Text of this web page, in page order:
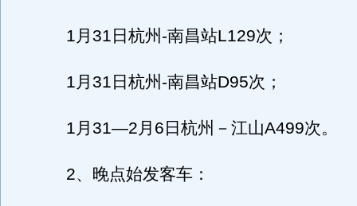
1月31日杭州-南昌站L129次；
1月31日杭州-南昌站D95次；
1月31—2月6日杭州－江山A499次。
2、晚点始发客车：